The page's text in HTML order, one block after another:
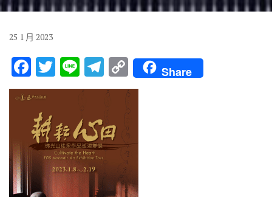
25 1 月 2023
F
ac
e
b
o
o
k
T
w
te
r
Li
n
T
el
gr
a
C
o
p
y
Li
n
k
Share